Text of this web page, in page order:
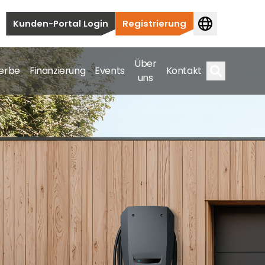
Kunden-Portal Login Registrierung
Finanzierung Events
Über
uns
Kontakt
bis hin zu kommerziellen und
Spektrum ab.
hin zu kommerziellen und versorgungstechnischen